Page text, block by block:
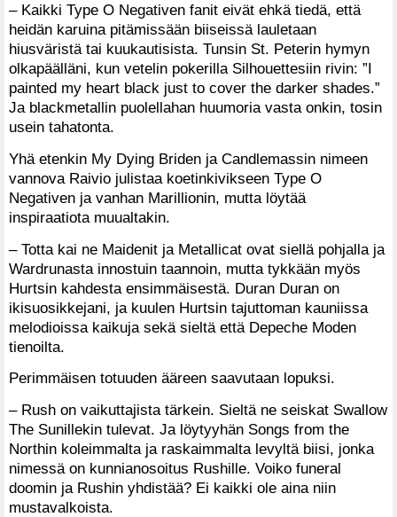
– Kaikki Type O Negativen fanit eivät ehkä tiedä, että
heidän karuina pitämissään biiseissä lauletaan
hiusväristä tai kuukautisista. Tunsin St. Peterin hymyn
olkapäälläni, kun vetelin pokerilla Silhouettesiin rivin: ”I
painted my heart black just to cover the darker shades.”
Ja blackmetallin puolellahan huumoria vasta onkin, tosin
usein tahatonta.
Yhä etenkin My Dying Briden ja Candlemassin nimeen
vannova Raivio julistaa koetinkivikseen Type O
Negativen ja vanhan Marillionin, mutta löytää
inspiraatiota muualtakin.
– Totta kai ne Maidenit ja Metallicat ovat siellä pohjalla ja
Wardrunasta innostuin taannoin, mutta tykkään myös
Hurtsin kahdesta ensimmäisestä. Duran Duran on
ikisuosikkejani, ja kuulen Hurtsin tajuttoman kauniissa
melodioissa kaikuja sekä sieltä että Depeche Moden
tienoilta.
Perimmäisen totuuden ääreen saavutaan lopuksi.
– Rush on vaikuttajista tärkein. Sieltä ne seiskat Swallow
The Sunillekin tulevat. Ja löytyyhän Songs from the
Northin koleimmalta ja raskaimmalta levyltä biisi, jonka
nimessä on kunnianosoitus Rushille. Voiko funeral
doomin ja Rushin yhdistää? Ei kaikki ole aina niin
mustavalkoista.